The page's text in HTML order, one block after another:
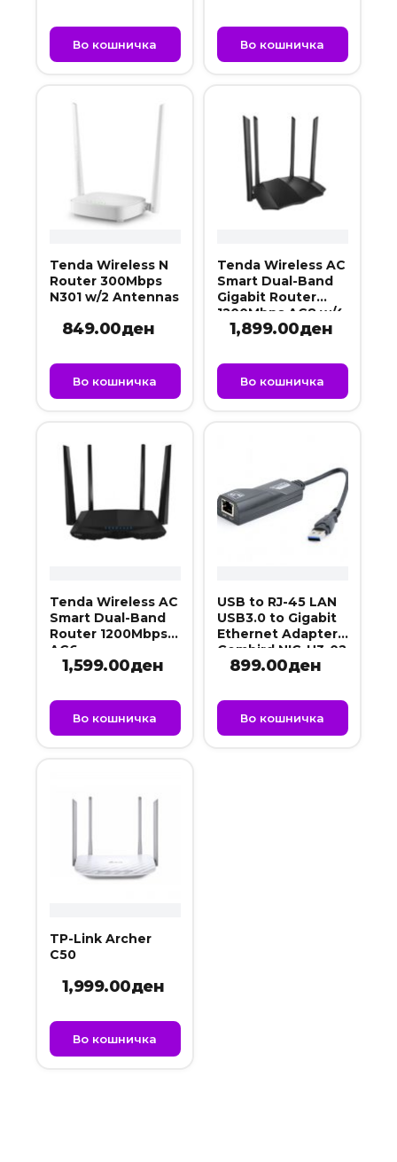
Во кошничка Во кошничка
Tenda Wireless N
Router 300Mbps
N301 w/2 Antennas
849.00ден
Во кошничка
Tenda Wireless AC
Smart Dual-Band
Gigabit Router
1200Mbps AC8 w/4
Antennas
1,899.00ден
Во кошничка
Tenda Wireless AC
Smart Dual-Band
Router 1200Mbps
AC6
1,599.00ден
Во кошничка
USB to RJ-45 LAN
USB3.0 to Gigabit
Ethernet Adapter
Gembird NIC-U3-02
899.00ден
Во кошничка
TP-Link Archer
C50
1,999.00ден
Во кошничка